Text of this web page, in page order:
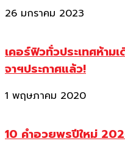
26 มกราคม 2023
เคอร์ฟิวทั่วประเทศห้าม
จาฯประกาศแล้ว!
1 พฤษภาคม 2020
10 คำอวยพรปีใหม่